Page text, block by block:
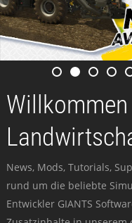
News, Mods, Tutorials,
rund um die beliebte
Entwickler GIANTS